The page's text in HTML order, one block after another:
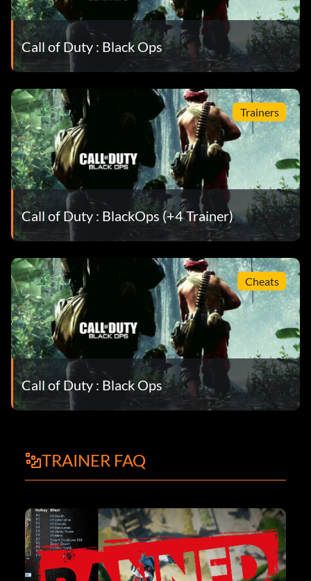
Call of Duty : Black Ops
Trainers
Call of Duty : BlackOps (+4 Trainer)
Cheats
Call of Duty : Black Ops
TRAINER FAQ